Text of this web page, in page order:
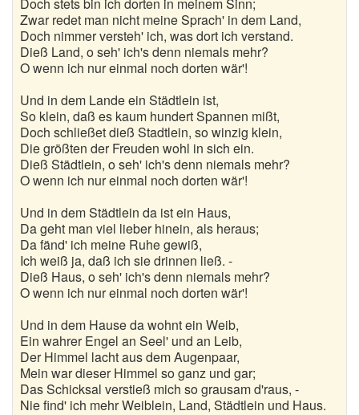
Kindergedichte
Kurze Gedichte
Liebesgedichte
Lustige Gedichte
Muttertagsgedichte
Nikolausgedichte
Ostergedichte
Romantische Gedichte
Schöne Gedichte
Sommergedichte
Taufgedichte
Zwar redet man nicht meine Sprach' in dem Land,
Doch nimmer versteh' ich, was dort ich verstand.
Dieß Land, o seh' ich's denn niemals mehr?
O wenn ich nur einmal noch dorten wär'!
Und in dem Lande ein Städtlein ist,
So klein, daß es kaum hundert Spannen mißt,
Doch schließet dieß Stadtlein, so winzig klein,
Die größten der Freuden wohl in sich ein.
Dieß Städtlein, o seh' ich's denn niemals mehr?
O wenn ich nur einmal noch dorten wär'!
Und in dem Städtlein da ist ein Haus,
Da geht man viel lieber hinein, als heraus;
Da fänd' ich meine Ruhe gewiß,
Ich weiß ja, daß ich sie drinnen ließ. -
Dieß Haus, o seh' ich's denn niemals mehr?
O wenn ich nur einmal noch dorten wär'!
Und in dem Hause da wohnt ein Weib,
Ein wahrer Engel an Seel' und an Leib,
Der Himmel lacht aus dem Augenpaar,
Mein war dieser Himmel so ganz und gar;
Das Schicksal verstieß mich so grausam d'raus, -
Nie find' ich mehr Weiblein, Land, Städtlein und Haus.